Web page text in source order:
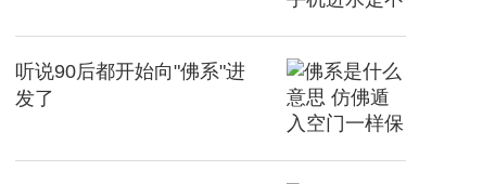
听说90后都开始向"佛系"进
发了